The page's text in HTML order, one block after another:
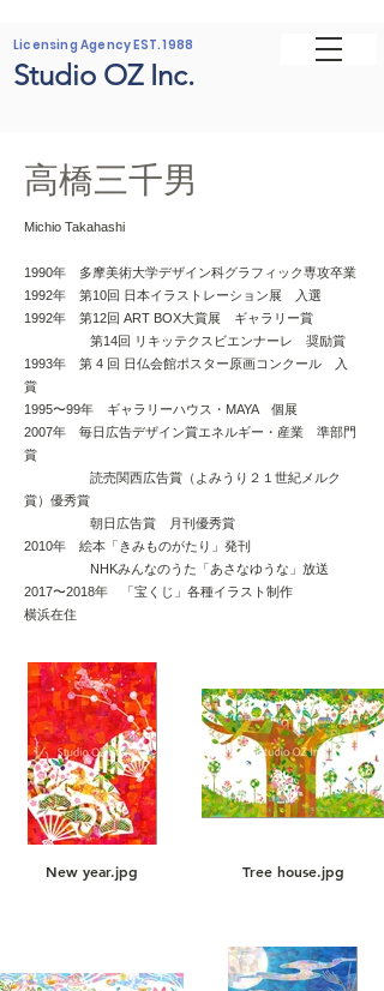
Licensing Agency EST. 1988
Studio OZ Inc.
高橋三千男
Michio Takahashi
1990年 多摩美術大学デザイン科グラフィック専攻卒業
1992年 第10回 日本イラストレーション展 入選
1992年 第12回 ART BOX大賞展 ギャラリー賞
第14回 リキッテクスビエンナーレ 奨励賞
1993年 第 4 回 日仏会館ポスター原画コンクール 入
賞
1995〜99年 ギャラリーハウス・MAYA 個展
2007年 毎日広告デザイン賞エネルギー・産業 準部門
賞
読売関西広告賞（よみうり２１世紀メルク
賞）優秀賞
朝日広告賞 月刊優秀賞
2010年 絵本「きみものがたり」発刊
NHKみんなのうた「あさなゆうな」放送
2017〜2018年 「宝くじ」各種イラスト制作
​横浜在住
New year.jpg Tree house.jpg